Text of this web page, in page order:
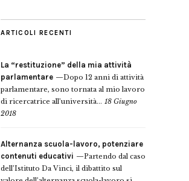
ARTICOLI RECENTI
La “restituzione” della mia attività
parlamentare
Dopo 12 anni di attività
parlamentare, sono tornata al mio lavoro
di ricercatrice all’università... 18 Giugno
2018
Alternanza scuola-lavoro, potenziare
contenuti educativi
Partendo dal caso
dell’Istituto Da Vinci, il dibattito sul